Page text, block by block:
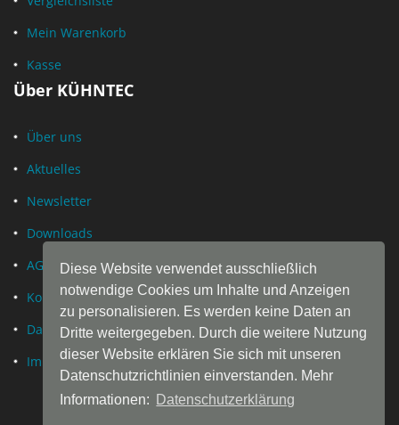
Diese Website verwendet ausschließlich
notwendige Cookies um Inhalte und Anzeigen
zu personalisieren. Es werden keine Daten an
Dritte weitergegeben. Durch die weitere Nutzung
dieser Website erklären Sie sich mit unseren
Datenschutzrichtlinien einverstanden. Mehr
Informationen:
Datenschutzerklärung
Mein Warenkorb
Kasse
Über KÜHNTEC
Über uns
Aktuelles
Newsletter
Downloads
AGB
Kontakt
Datenschutz
Impressum